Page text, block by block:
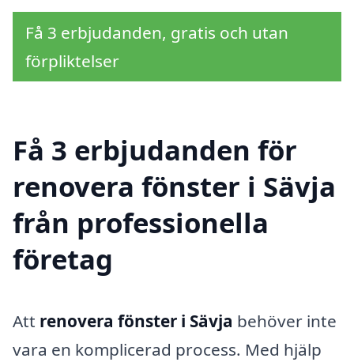
Få 3 erbjudanden, gratis och utan
förpliktelser
Få 3 erbjudanden för
renovera fönster i Sävja
från professionella
företag
Att renovera fönster i Sävja behöver inte
vara en komplicerad process. Med hjälp